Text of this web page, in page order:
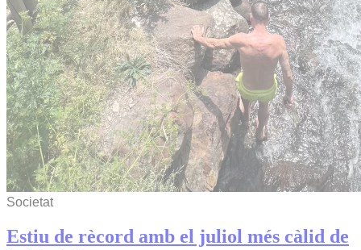
Societat
Estiu de rècord amb el juliol més càlid de